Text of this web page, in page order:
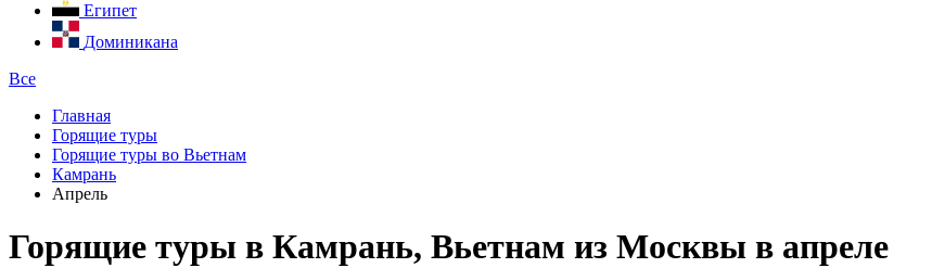
Египет
Доминикана
Все
Главная
Горящие туры
Горящие туры во Вьетнам
Камрань
Апрель
Горящие туры в Камрань, Вьетнам из Москвы в апреле